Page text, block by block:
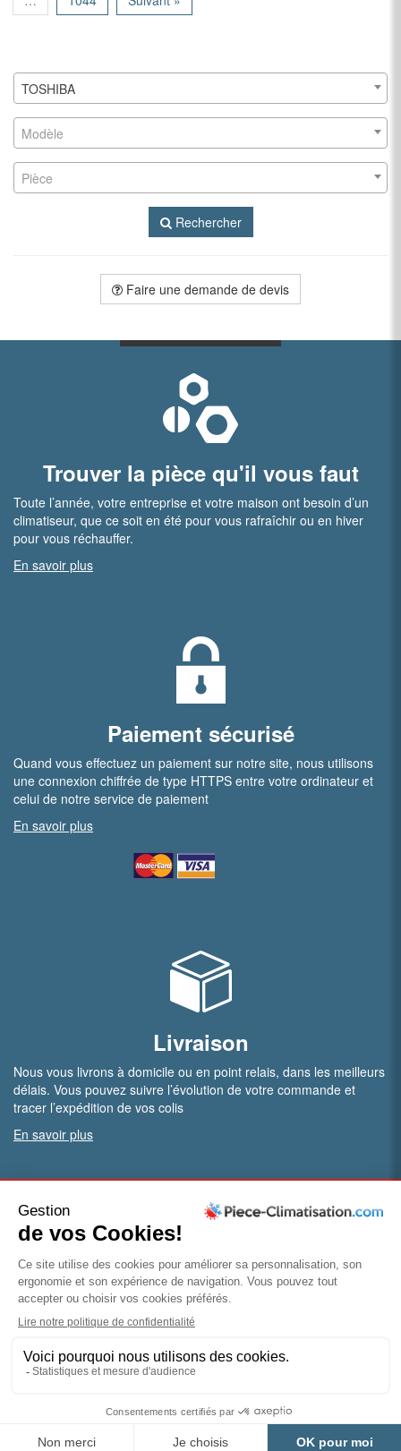
TOSHIBA
Modèle
Pièce
Rechercher
Faire une demande de devis
Trouver la pièce qu'il vous faut
Toute l’année, votre entreprise et votre maison ont besoin d’un
climatiseur, que ce soit en été pour vous rafraîchir ou en hiver
pour vous réchauffer.
En savoir plus
Paiement sécurisé
Quand vous effectuez un paiement sur notre site, nous utilisons
une connexion chiffrée de type HTTPS entre votre ordinateur et
celui de notre service de paiement
En savoir plus
Livraison
Nous vous livrons à domicile ou en point relais, dans les meilleurs
délais. Vous pouvez suivre l’évolution de votre commande et
tracer l’expédition de vos colis
En savoir plus
Vous êtes professionnel ?
Bénéficiez de conditions particulières en ouvrant un compte
pro
Mentions légales|Conditions
générales de vente| Politique de confidentialité